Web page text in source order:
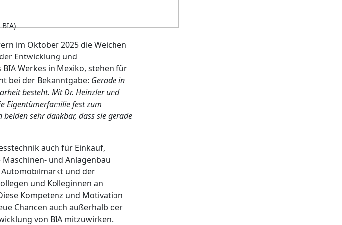
im Oktober 2025 die Weichen
Entwicklung und
Werkes in Mexiko, stehen für
bei der Bekanntgabe: Gerade in
besteht. Mit Dr. Heinzler und
Eigentümerfamilie fest zum
sehr dankbar, dass sie gerade
auch für Einkauf,
und Anlagenbau
und der
und Kolleginnen an
Kompetenz und Motivation
Chancen auch außerhalb der
von BIA mitzuwirken.